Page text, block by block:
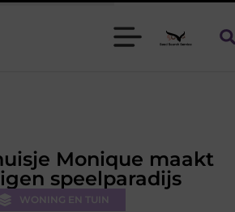
Monique maakt
speelparadijs
WONING EN TUIN